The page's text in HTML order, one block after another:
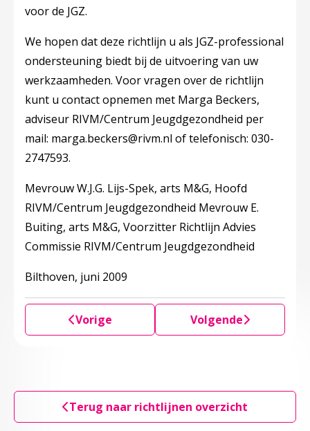
voor de JGZ.
We hopen dat deze richtlijn u als JGZ-professional
ondersteuning biedt bij de uitvoering van uw
werkzaamheden. Voor vragen over de richtlijn
kunt u contact opnemen met Marga Beckers,
adviseur RIVM/Centrum Jeugdgezondheid per
mail: marga.beckers@rivm.nl of telefonisch: 030-
2747593.
Mevrouw W.J.G. Lijs-Spek, arts M&G, Hoofd
RIVM/Centrum Jeugdgezondheid Mevrouw E.
Buiting, arts M&G, Voorzitter Richtlijn Advies
Commissie RIVM/Centrum Jeugdgezondheid
Bilthoven, juni 2009
Vorige Volgende
Terug naar richtlijnen overzicht